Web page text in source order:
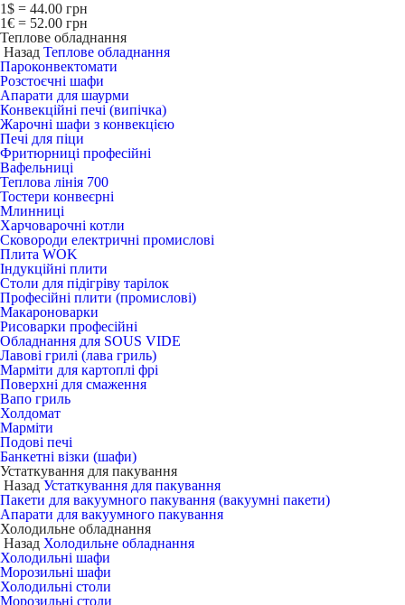
1$ = 44.00 грн
1€ = 52.00 грн
Теплове обладнання
Назад Теплове обладнання
Пароконвектомати
Розстоєчні шафи
Апарати для шаурми
Конвекційні печі (випічка)
Жарочні шафи з конвекцією
Печі для піци
Фритюрниці професійні
Вафельниці
Теплова лінія 700
Тостери конвеєрні
Млинниці
Харчоварочні котли
Сковороди електричні промислові
Плита WOK
Індукційні плити
Столи для підігріву тарілок
Професійні плити (промислові)
Макароноварки
Рисоварки професійні
Обладнання для SOUS VIDE
Лавові грилі (лава гриль)
Марміти для картоплі фрі
Поверхні для смаження
Вапо гриль
Холдомат
Марміти
Подові печі
Банкетні візки (шафи)
Устаткування для пакування
Назад Устаткування для пакування
Пакети для вакуумного пакування (вакуумні пакети)
Апарати для вакуумного пакування
Холодильне обладнання
Назад Холодильне обладнання
Холодильні шафи
Морозильні шафи
Холодильні столи
Морозильні столи